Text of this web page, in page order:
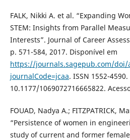
FALK, Nikki A. et al. “Expanding
STEM: Insights from Parallel
Interests”. Journal of Career
p. 571-584, 2017. Disponível em
https://journals.sagepub.com/doi/
journalCode=jcaa. ISSN 1552-4590.
10.1177/1069072716665822.
FOUAD, Nadya A.; FITZPATRICK,
“Persistence of women in
study of current and former